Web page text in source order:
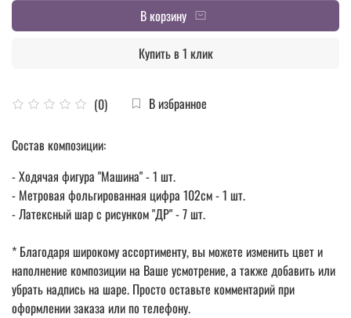
(0) В избранное
В корзину
Купить в 1 клик
Состав композиции:
- Ходячая фигура "Машина" - 1 шт.
- Метровая фольгированная цифра 102см - 1 шт.
- Латексный шар с рисунком "ДР" - 7 шт.
* Благодаря широкому ассортименту, вы можете изменить цвет и
наполнение композиции на Ваше усмотрение, а также добавить или
убрать надпись на шаре. Просто оставьте комментарий при
оформлении заказа или по телефону.